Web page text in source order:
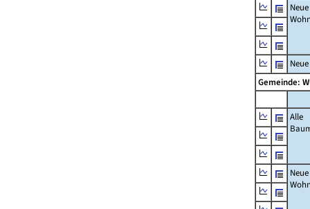
Neue
Gemeinde:
Alle
Neue